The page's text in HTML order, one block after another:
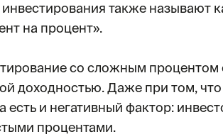
также называют
на процент».
со сложным процентом
доходностью. Даже при том,
есть и негативный фактор:
процентами.